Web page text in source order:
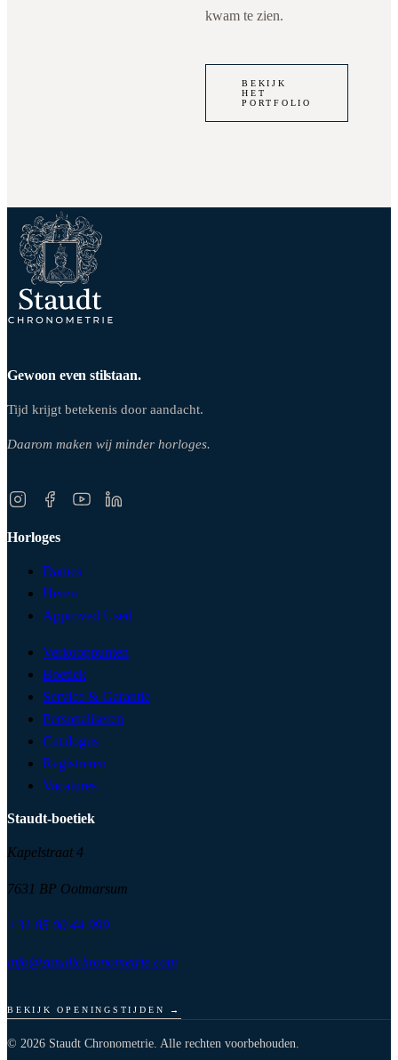
kwam te zien.
BEKIJK
HET
PORTFOLIO
Gewoon even stilstaan.
Tijd krijgt betekenis door aandacht.
Daarom maken wij minder horloges.
Horloges
Dames
Heren
Approved Used
Verkooppunten
Boetiek
Service & Garantie
Personaliseren
Catalogus
Registreren
Vacatures
Staudt-boetiek
Kapelstraat 4
7631 BP Ootmarsum
+31 85 00 44 999
info@staudtchronometrie.com
BEKIJK OPENINGSTIJDEN →
© 2026 Staudt Chronometrie. Alle rechten voorbehouden.